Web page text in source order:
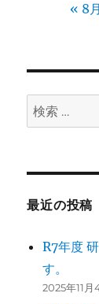
« 8月
検
索:
最近の投稿
R7年度
す。
2025年11月